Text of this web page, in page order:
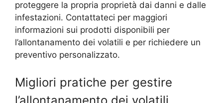
proteggere la propria proprietà dai danni e dalle
infestazioni. Contattateci per maggiori
informazioni sui prodotti disponibili per
l’allontanamento dei volatili e per richiedere un
preventivo personalizzato.
Migliori pratiche per gestire